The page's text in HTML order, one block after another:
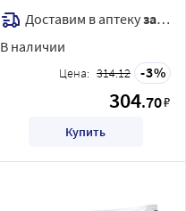
Доставим в аптекузавтра
В наличии
Цена: 314.12 3
304.70₽
Купить